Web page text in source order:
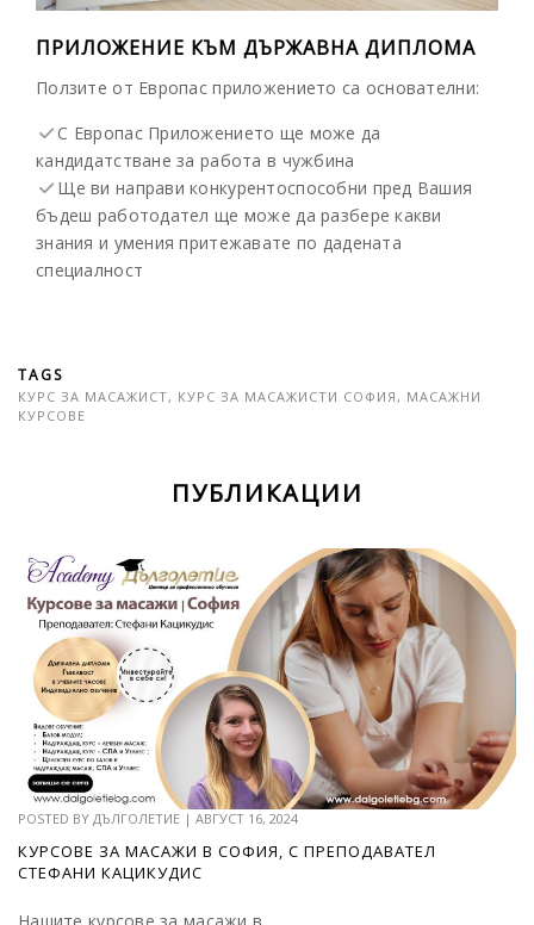
ПРИЛОЖЕНИЕ КЪМ ДЪРЖАВНА ДИПЛОМА
Ползите от Европас приложението са основателни:
С Европас Приложението ще може да
кандидатстване за работа в чужбина
Ще ви направи конкурентоспособни пред Вашия
бъдеш работодател ще може да разбере какви
знания и умения притежавате по дадената
специалност
TAGS
КУРС ЗА МАСАЖИСТ, КУРС ЗА МАСАЖИСТИ СОФИЯ , МАСАЖНИ
КУРСОВЕ
ПУБЛИКАЦИИ
POSTED BY ДЪЛГОЛЕТИЕ | АВГУСТ 16, 2024
КУРСОВЕ ЗА МАСАЖИ В СОФИЯ, С ПРЕПОДАВАТЕЛ
СТЕФАНИ КАЦИКУДИС